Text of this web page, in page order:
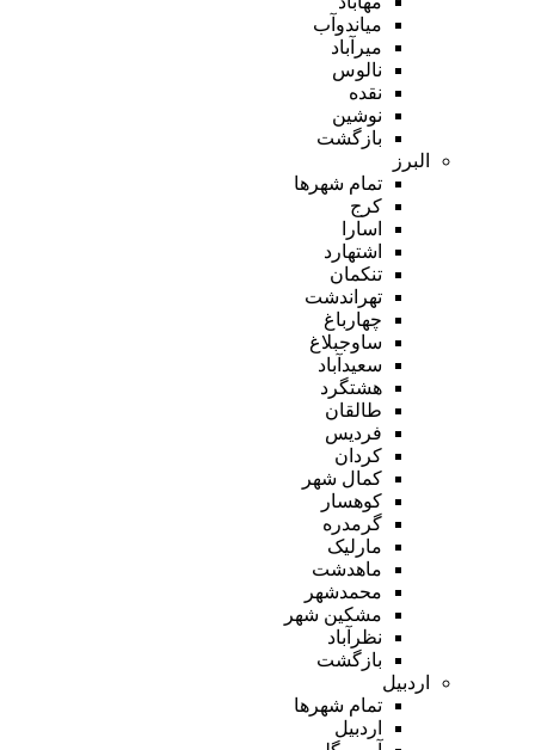
میاندوآب
میرآباد
نالوس
نقده
نوشین
بازگشت
البرز
تمام شهر‌ها
کرج
اسارا
اشتهارد
تنکمان
تهراندشت
چهارباغ
ساوجبلاغ
سعیدآباد
هشتگرد
طالقان
فردیس
کردان
کمال شهر
کوهسار
گرمدره
مارلیک
ماهدشت
محمدشهر
مشکین شهر
نظرآباد
بازگشت
اردبیل
تمام شهر‌ها
اردبیل